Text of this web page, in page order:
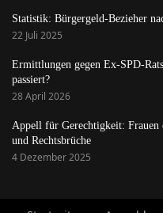
Statistik: Bürgergeld-Bezieher
22 Juli 2025
Ermittlungen gegen Ex-SPD-
passiert?
28 April 2026
Appell für Gerechtigkeit:
und Rechtsbrüche
4 Dezember 2025